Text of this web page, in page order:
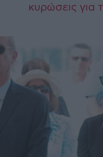
κυρώσεις για